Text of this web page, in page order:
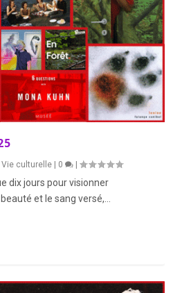
|Vie culturelle 0 |
dix jours pour visionner
et le sang versé,...